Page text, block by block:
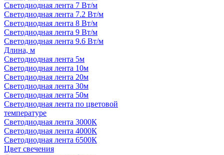
Светодиодная лента 7 Вт/м
Светодиодная лента 7.2 Вт/м
Светодиодная лента 8 Вт/м
Светодиодная лента 9 Вт/м
Светодиодная лента 9.6 Вт/м
Длина, м
Светодиодная лента 5м
Светодиодная лента 10м
Светодиодная лента 20м
Светодиодная лента 30м
Светодиодная лента 50м
Светодиодная лента по цветовой
температуре
Светодиодная лента 3000К
Светодиодная лента 4000К
Светодиодная лента 6500К
Цвет свечения